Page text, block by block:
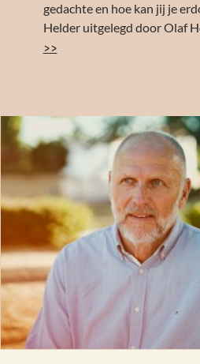
gedachte en hoe kan jij je
Helder uitgelegd door Olaf
>>